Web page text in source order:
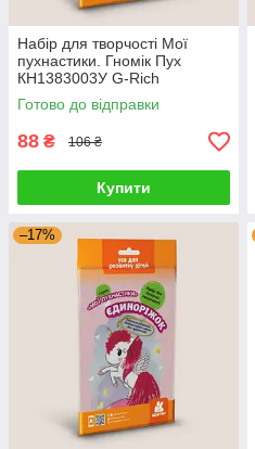
Набір для творчості Мої
пухнастики. Гномік Пух
КН1383003У G-Rich
Готово до відправки
88 ₴ 106 ₴
Купити
–17%